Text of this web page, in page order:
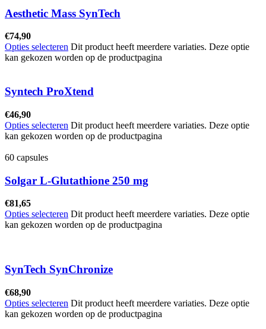
Aesthetic Mass SynTech
€74,90
Opties selecteren Dit product heeft meerdere variaties. Deze optie
kan gekozen worden op de productpagina
Syntech ProXtend
€46,90
Opties selecteren Dit product heeft meerdere variaties. Deze optie
kan gekozen worden op de productpagina
60 capsules
Solgar L-Glutathione 250 mg
€81,65
Opties selecteren Dit product heeft meerdere variaties. Deze optie
kan gekozen worden op de productpagina
SynTech SynChronize
€68,90
Opties selecteren Dit product heeft meerdere variaties. Deze optie
kan gekozen worden op de productpagina